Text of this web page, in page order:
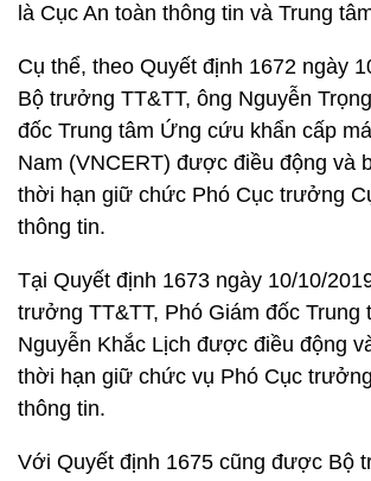
là Cục An toàn thông tin và Trung
Cụ thể, theo Quyết định 1672 ngày
Bộ trưởng TT&TT, ông Nguyễn
đốc Trung tâm Ứng cứu khẩn cấp
Nam (VNCERT) được điều động và
thời hạn giữ chức Phó Cục trưởng
thông tin.
Tại Quyết định 1673 ngày 10/10/
trưởng TT&TT, Phó Giám đốc Trung
Nguyễn Khắc Lịch được điều động
thời hạn giữ chức vụ Phó Cục
thông tin.
Với Quyết định 1675 cũng được Bộ